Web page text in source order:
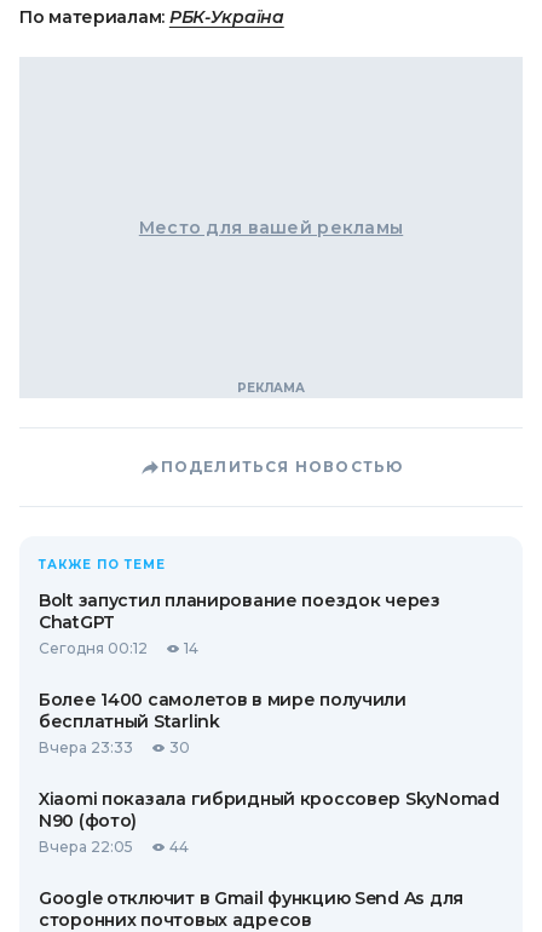
По материалам: РБК-Україна
Место для вашей рекламы
ПОДЕЛИТЬСЯ НОВОСТЬЮ
ТАКЖЕ ПО ТЕМЕ
Bolt запустил планирование поездок через
ChatGPT
Сегодня 00:12 14
Более 1400 самолетов в мире получили
бесплатный Starlink
Вчера 23:33 30
Xiaomi показала гибридный кроссовер SkyNomad
N90 (фото)
Вчера 22:05 44
Google отключит в Gmail функцию Send As для
сторонних почтовых адресов